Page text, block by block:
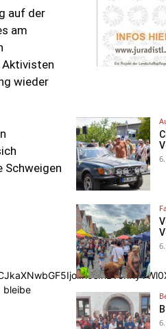
auf der
am
Aktivisten
wieder
Schweigen
bleibe